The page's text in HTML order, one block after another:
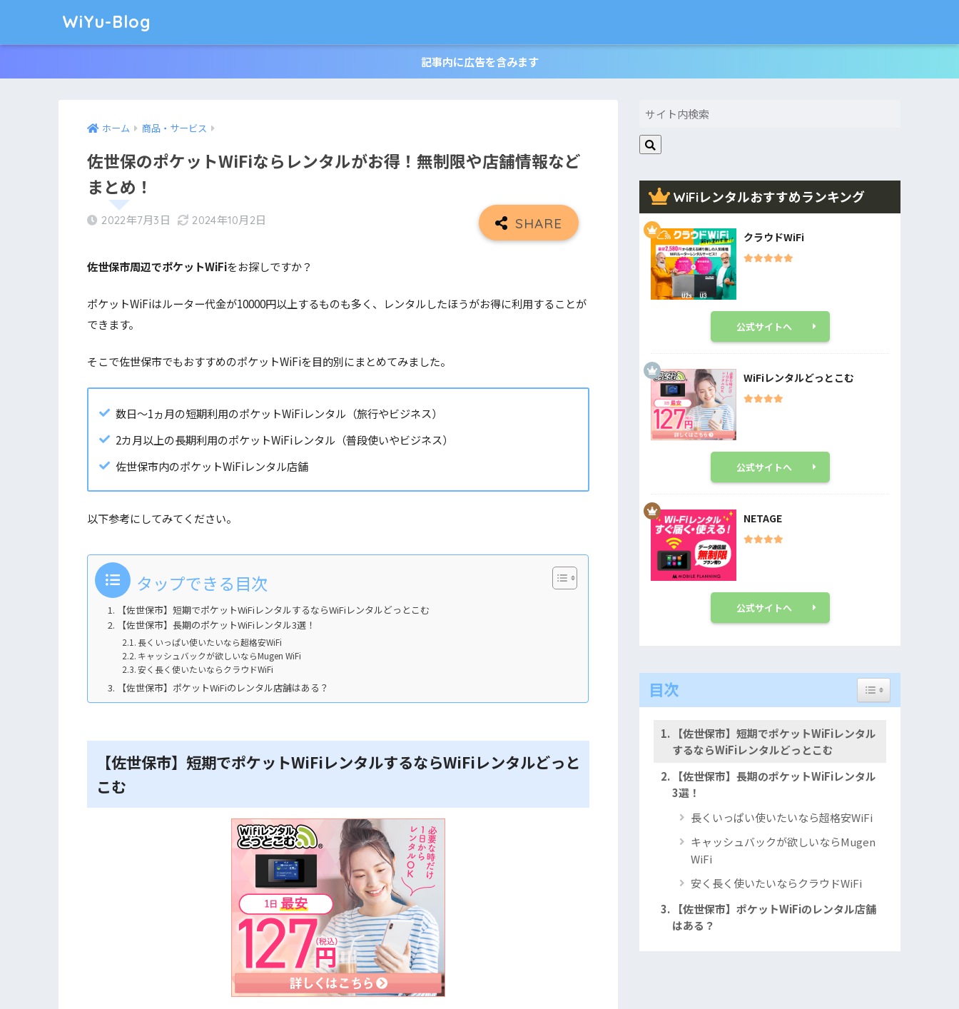
WiYu-Blog
記事内に広告を含みます
ホーム 商品・サービス
佐世保のポケットWiFiならレンタルがお得！無制限や店舗情報など
まとめ！
2022年7月3日 2024年10月2日
佐世保市周辺でポケットWiFiをお探しですか？
ポケットWiFiはルーター代金が10000円以上するものも多く、レンタルしたほうがお得に利用することが
できます。
そこで佐世保市でもおすすめのポケットWiFiを目的別にまとめてみました。
数日～1ヵ月の短期利用のポケットWiFiレンタル（旅行やビジネス）
2カ月以上の長期利用のポケットWiFiレンタル（普段使いやビジネス）
佐世保市内のポケットWiFiレンタル店舗
以下参考にしてみてください。
タップできる目次
【佐世保市】短期でポケットWiFiレンタルするならWiFiレンタルどっとこむ
【佐世保市】長期のポケットWiFiレンタル3選！
長くいっぱい使いたいなら超格安WiFi
キャッシュバックが欲しいならMugen WiFi
安く長く使いたいならクラウドWiFi
【佐世保市】ポケットWiFiのレンタル店舗はある？
【佐世保市】短期でポケットWiFiレンタルするならWiFiレンタルどっと
こむ
WiFiレンタルおすすめランキング
クラウドWiFi
公式サイトへ
WiFiレンタルどっとこむ
公式サイトへ
NETAGE
公式サイトへ
目次 Toggle Table of
【佐世保市】短期でポケットWiFiレンタル
するならWiFiレンタルどっとこむ
【佐世保市】長期のポケットWiFiレンタル
3選！
長くいっぱい使いたいなら超格安WiFi
キャッシュバックが欲しいならMugen
WiFi
安く長く使いたいならクラウドWiFi
【佐世保市】ポケットWiFiのレンタル店舗
はある？